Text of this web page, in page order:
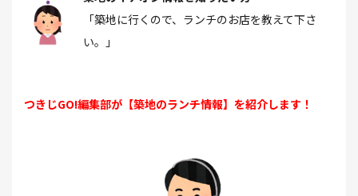
「築地に行くので、ランチのお店を教えて下さ
い。」
つきじGO!編集部が【築地のランチ情報】を紹介します！